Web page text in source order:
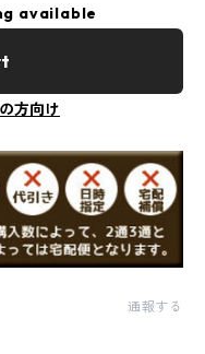
available
方向け
通報する